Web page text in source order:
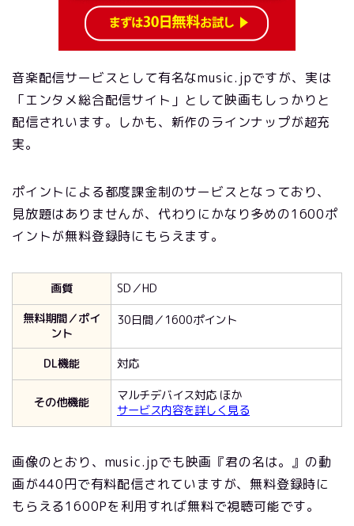
音楽配信サービスとして有名なmusic.jpですが、実は
「エンタメ総合配信サイト」として映画もしっかりと
配信されいます。しかも、新作のラインナップが超充
実。
ポイントによる都度課金制のサービスとなっており、
見放題はありませんが、代わりにかなり多めの1600ポ
イントが無料登録時にもらえます。
画質
SD／HD
無料期間／ポイ
ント
30日間／1600ポイント
DL機能 対応
その他機能
マルチデバイス対応 ほか
サービス内容を詳しく見る
画像のとおり、music.jpでも映画『君の名は。』の動
画が440円で有料配信されていますが、無料登録時に
もらえる1600Pを利用すれば無料で視聴可能です。